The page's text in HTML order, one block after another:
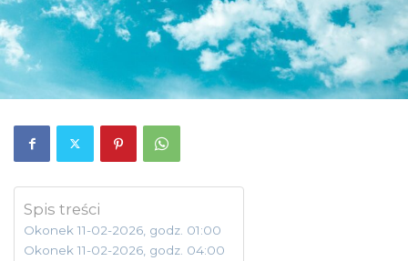
Spis treści
Okonek 11-02-2026, godz. 01:00
Okonek 11-02-2026, godz. 04:00